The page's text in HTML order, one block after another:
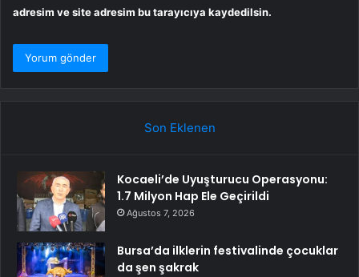
adresim ve site adresim bu tarayıcıya kaydedilsin.
Son Eklenen
Kocaeli’de Uyuşturucu Operasyonu:
1.7 Milyon Hap Ele Geçirildi
Ağustos 7, 2026
Bursa’da ilklerin festivalinde çocuklar
da şen şakrak